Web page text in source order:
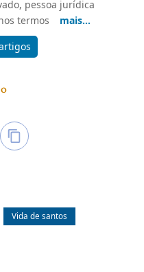
pessoa jurídica
termos
mais...
Vida de santos